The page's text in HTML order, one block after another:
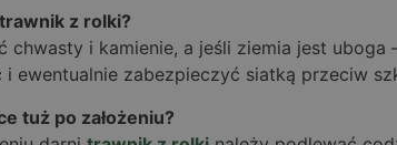
z rolki?
chwasty i kamienie, a jeśli ziemia jest
i ewentualnie zabezpieczyć siatką przeciw
tuż po założeniu?